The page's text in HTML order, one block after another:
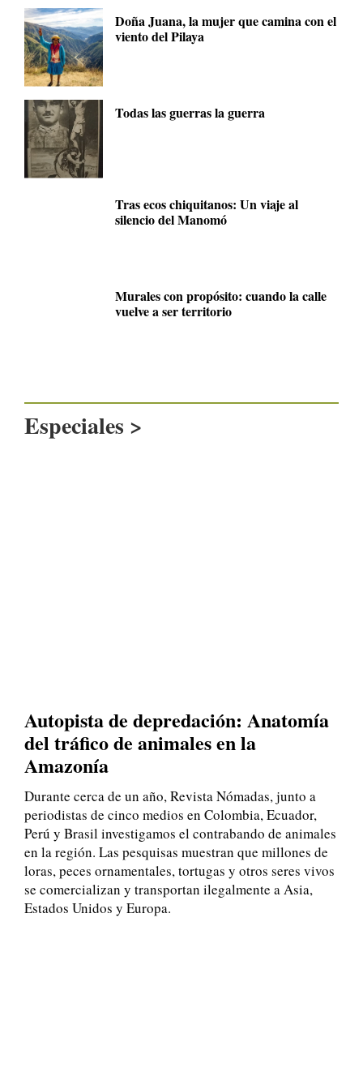
Doña Juana, la mujer que camina con el
viento del Pilaya
Todas las guerras la guerra
Tras ecos chiquitanos: Un viaje al
silencio del Manomó
Murales con propósito: cuando la calle
vuelve a ser territorio
Especiales >
Autopista de depredación: Anatomía
del tráfico de animales en la
Amazonía
Durante cerca de un año, Revista Nómadas, junto a
periodistas de cinco medios en Colombia, Ecuador,
Perú y Brasil investigamos el contrabando de animales
en la región. Las pesquisas muestran que millones de
loras, peces ornamentales, tortugas y otros seres vivos
se comercializan y transportan ilegalmente a Asia,
Estados Unidos y Europa.